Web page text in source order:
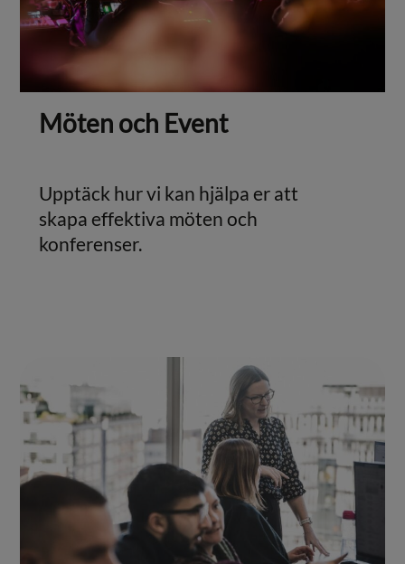
Möten och Event
Upptäck hur vi kan hjälpa er att
skapa effektiva möten och
konferenser.